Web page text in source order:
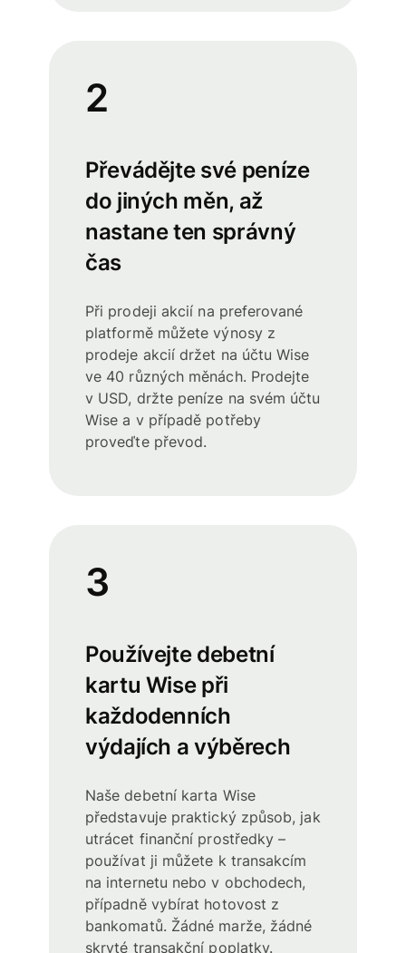
2
Převádějte své peníze
do jiných měn, až
nastane ten správný
čas
Při prodeji akcií na preferované
platformě můžete výnosy z
prodeje akcií držet na účtu Wise
ve 40 různých měnách. Prodejte
v USD, držte peníze na svém účtu
Wise a v případě potřeby
proveďte převod.
3
Používejte debetní
kartu Wise při
každodenních
výdajích a výběrech
Naše debetní karta Wise
představuje praktický způsob, jak
utrácet finanční prostředky –
používat ji můžete k transakcím
na internetu nebo v obchodech,
případně vybírat hotovost z
bankomatů. Žádné marže, žádné
skryté transakční poplatky.